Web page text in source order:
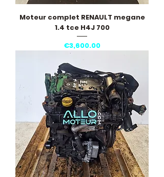
Moteur complet RENAULT megane
1.4 tce H4J 700
Price
€3,600.00